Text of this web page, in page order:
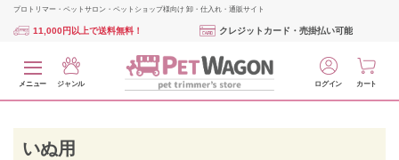
プロトリマー・ペットサロン・ペットショップ様向け 卸・仕入れ・通販サイト
11,000円以上で送料無料！ クレジットカード・売掛払い可能
メニュー ジャンル ログイン カート
いぬ用